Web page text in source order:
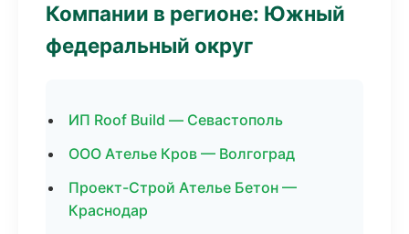
Компании в регионе: Южный
федеральный округ
ИП Roof Build — Севастополь
ООО Ателье Кров — Волгоград
Проект-Строй Ателье Бетон —
Краснодар